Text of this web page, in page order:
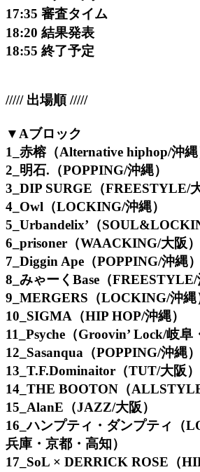
17:35 審査タイム
18:20 結果発表
18:55 終了予定
///// 出場順 /////
▼Aブロック
1_赤榕（Alternative hiphop/沖縄
2_明石.（POPPING/沖縄）
3_DIP SURGE（FREESTYLE/大
4_Owl（LOCKING/沖縄）
5_Urbandelix’（
6_prisoner（WAACKING/大阪）
7_Diggin Ape（POPPING/沖縄）
8_みゃーくBase（FREESTYLE/
9_MERGERS（LOCKING/沖縄
10_SIGMA（HIP HOP/沖縄）
11_Psyche（Groovin’ Lock/岐阜
12_Sasanqua（POPPING/沖縄）
13_T.F.Dominaitor（TUT/大阪）
14_THE BOOTON（
15_AlanE（JAZZ/大阪）
16_ハンプティ・ダンプティ（
兵庫・京都・高知）
17_SoL × DERRICK ROSE（